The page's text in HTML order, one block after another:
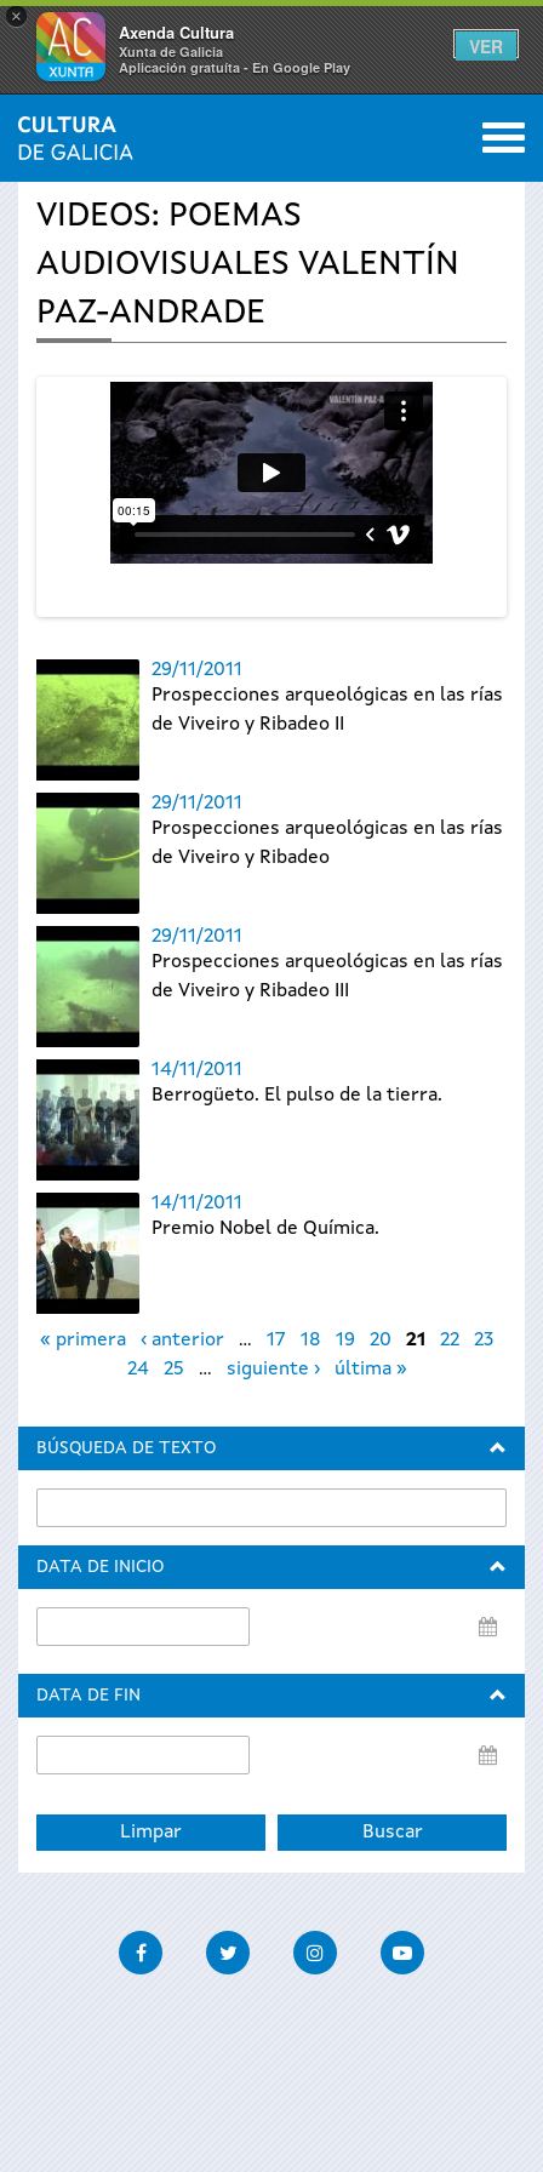
×
Axenda Cultura
Xunta de Galicia
Aplicación gratuíta - En Google Play
VER
Se
usted
INICIO › ACTUALIDAD 0
VIDEOS: POEMAS
AUDIOVISUALES VALENTÍN
PAZ-ANDRADE
29/11/2011
Prospecciones arqueológicas en las rías
de Viveiro y Ribadeo II
29/11/2011
Prospecciones arqueológicas en las rías
de Viveiro y Ribadeo
29/11/2011
Prospecciones arqueológicas en las rías
de Viveiro y Ribadeo III
14/11/2011
Berrogüeto. El pulso de la tierra.
14/11/2011
Premio Nobel de Química.
Páginas
« primera ‹ anterior … 17 18 19 20 21 22
23
24
25 … siguiente › última »
BÚSQUEDA DE TEXTO
DATA DE INICIO
de
DATA DE FIN
de
FacebookTwitter InstagramYoutube